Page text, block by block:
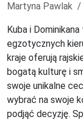
Martyna Pawlak
Kuba i
egzotycznych
kraje oferują
bogatą kulturę i
swoje unikalne
wybrać na swoje
podjąć decyzję.